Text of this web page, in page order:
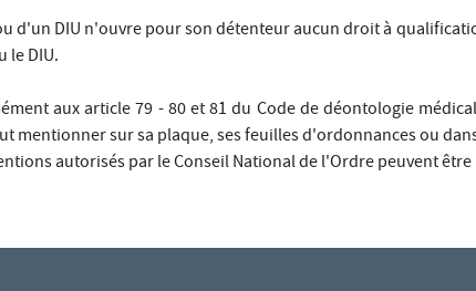
d'un DIU n'ouvre pour son détenteur aucun droit à
le DIU.
aux article 79 - 80 et 81 du Code de déontologie
mentionner sur sa plaque, ses feuilles d'ordonnances ou
autorisés par le Conseil National de l'Ordre peuvent